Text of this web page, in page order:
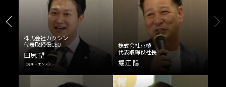
株式会社京樽
代表取締役社長
堀江 陽
同志社大学
商学部 教授